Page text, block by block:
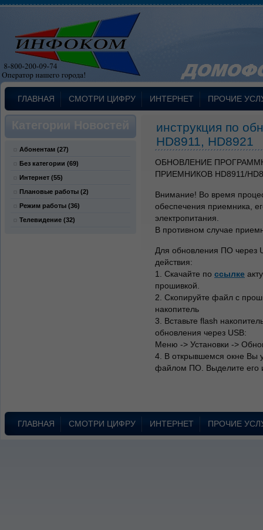
ГЛАВНАЯ СМОТРИ ЦИФРУ ИНТЕРНЕТ ПРОЧИЕ
Категории Новостей
Абонентам (27)
Без категории (69)
Интернет (55)
Плановые работы (2)
Режим работы (36)
Телевидение (32)
инструкция по
HD8911, HD8921
ОБНОВЛЕНИЕ
ПРИЕМНИКОВ HD8911/
Внимание! Во время
обеспечения приемника,
электропитания.
В противном случае
Для обновления ПО через
действия:
1. Скачайте по ссылке
прошивкой.
2. Cкопируйте файл с
накопитель
3. Вставьте flash
обновления через USB:
Меню -> Установки ->
4. В открывшемся окне Вы
файлом ПО. Выделите его
ГЛАВНАЯ СМОТРИ ЦИФРУ ИНТЕРНЕТ ПРОЧИЕ